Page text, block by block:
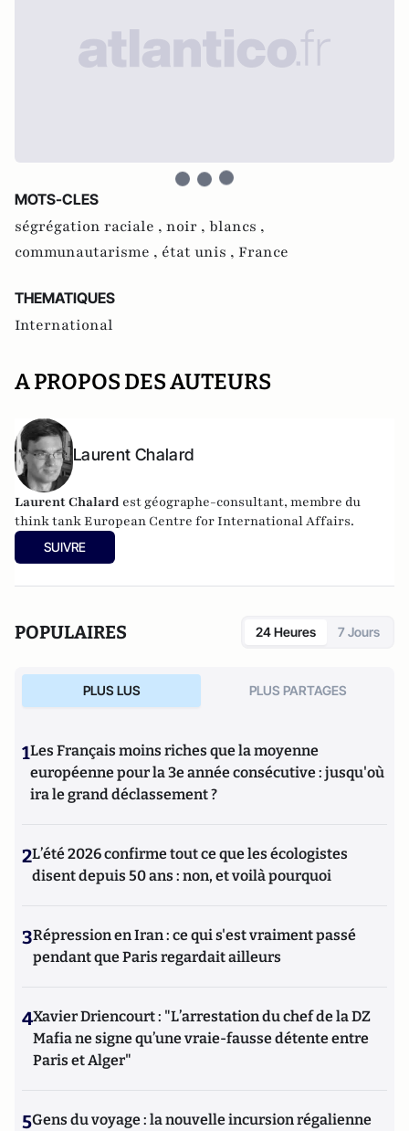
MOTS-CLES
ségrégation raciale , noir , blancs ,
communautarisme , état unis , France
THEMATIQUES
International
A PROPOS DES AUTEURS
Laurent Chalard
Laurent Chalard est géographe-consultant, membre du
think tankEuropean Centre for International Affairs.
SUIVRE
POPULAIRES 24 Heures 7 Jours
PLUS LUS PLUS PARTAGES
1Les Français moins riches que la moyenne
européenne pour la 3e année consécutive : jusqu'où
ira le grand déclassement ?
2L’été 2026 confirme tout ce que les écologistes
disent depuis 50 ans : non, et voilà pourquoi
3Répression en Iran : ce qui s'est vraiment passé
pendant que Paris regardait ailleurs
4Xavier Driencourt : "L’arrestation du chef de la DZ
Mafia ne signe qu’une vraie-fausse détente entre
Paris et Alger"
5Gens du voyage : la nouvelle incursion régalienne